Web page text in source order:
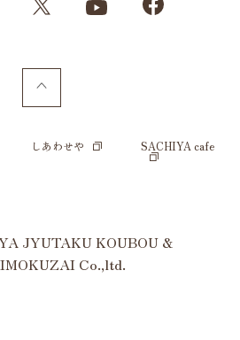
しあわせや SACHIYA cafe
JYUTAKU KOUBOU &
Co.,ltd.